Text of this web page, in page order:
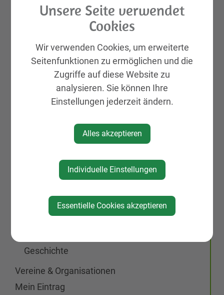
Wirtschaft
Natur, Sport & Erholung
Kultur
Genuss
Unterkünfte
Gemeinde, Geschichte, Gebiete
Vereine & Organisationen
Wirtschaft
St. Johann/Engstetten
St. Michael am Bruckbach
Geschichte
Vereine & Organisationen
Mein Eintrag
Unsere Seite verwendet
Cookies
Wir verwenden Cookies, um erweiterte
Seitenfunktionen zu ermöglichen und die
Zugriffe auf diese Website zu
analysieren. Sie können Ihre
Einstellungen jederzeit ändern.
Alles akzeptieren
Individuelle Einstellungen
Essentielle Cookies akzeptieren